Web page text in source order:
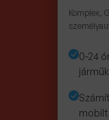
Komplex,
0-24